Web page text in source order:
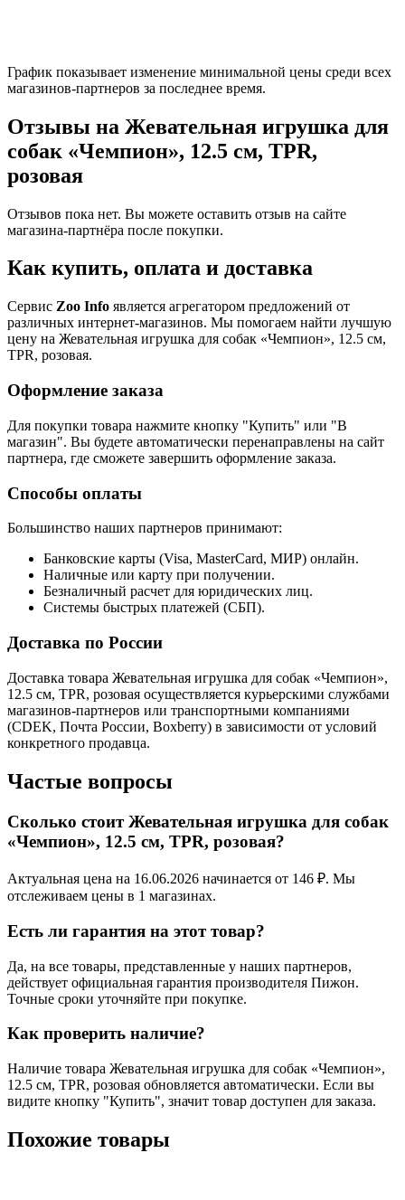
График показывает изменение минимальной цены среди всех
магазинов-партнеров за последнее время.
Отзывы на Жевательная игрушка для
собак «Чемпион», 12.5 см, TPR,
розовая
Отзывов пока нет. Вы можете оставить отзыв на сайте
магазина-партнёра после покупки.
Как купить, оплата и доставка
Сервис Zoo Info является агрегатором предложений от
различных интернет-магазинов. Мы помогаем найти лучшую
цену на Жевательная игрушка для собак «Чемпион», 12.5 см,
TPR, розовая.
Оформление заказа
Для покупки товара нажмите кнопку "Купить" или "В
магазин". Вы будете автоматически перенаправлены на сайт
партнера, где сможете завершить оформление заказа.
Способы оплаты
Большинство наших партнеров принимают:
Банковские карты (Visa, MasterCard, МИР) онлайн.
Наличные или карту при получении.
Безналичный расчет для юридических лиц.
Системы быстрых платежей (СБП).
Доставка по России
Доставка товара Жевательная игрушка для собак «Чемпион»,
12.5 см, TPR, розовая осуществляется курьерскими службами
магазинов-партнеров или транспортными компаниями
(CDEK, Почта России, Boxberry) в зависимости от условий
конкретного продавца.
Частые вопросы
Сколько стоит Жевательная игрушка для собак
«Чемпион», 12.5 см, TPR, розовая?
Актуальная цена на 16.06.2026 начинается от 146 ₽. Мы
отслеживаем цены в 1 магазинах.
Есть ли гарантия на этот товар?
Да, на все товары, представленные у наших партнеров,
действует официальная гарантия производителя Пижон.
Точные сроки уточняйте при покупке.
Как проверить наличие?
Наличие товара Жевательная игрушка для собак «Чемпион»,
12.5 см, TPR, розовая обновляется автоматически. Если вы
видите кнопку "Купить", значит товар доступен для заказа.
Похожие товары